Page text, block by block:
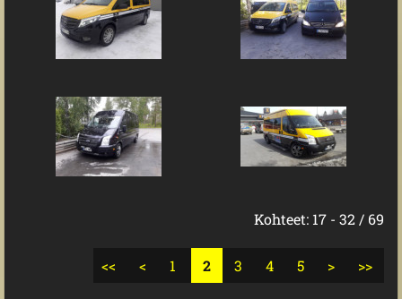
Kohteet: 17 - 32 / 69
<< < 1 2 3 4 5 > >>